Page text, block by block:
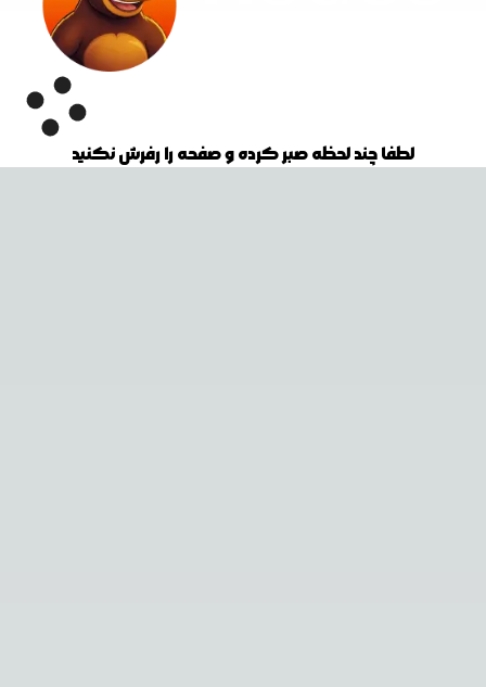
لطفا چند لحظه صبر کرده و صفحه را رفرش نکنید